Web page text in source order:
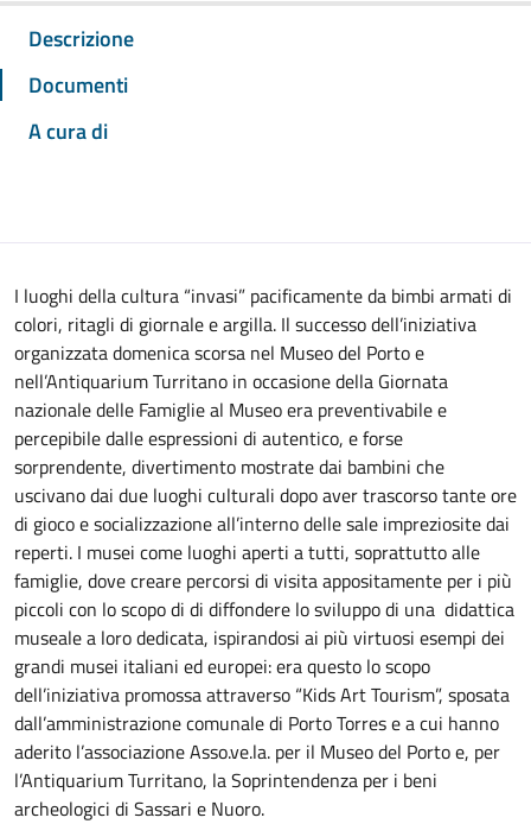
Descrizione
Documenti
A cura di
I luoghi della cultura “invasi” pacificamente da bimbi armati di
colori, ritagli di giornale e argilla. Il successo dell’iniziativa
organizzata domenica scorsa nel Museo del Porto e
nell’Antiquarium Turritano in occasione della Giornata
nazionale delle Famiglie al Museo era preventivabile e
percepibile dalle espressioni di autentico, e forse
sorprendente, divertimento mostrate dai bambini che
uscivano dai due luoghi culturali dopo aver trascorso tante ore
di gioco e socializzazione all’interno delle sale impreziosite dai
reperti. I musei come luoghi aperti a tutti, soprattutto alle
famiglie, dove creare percorsi di visita appositamente per i più
piccoli con lo scopo di di diffondere lo sviluppo di una didattica
museale a loro dedicata, ispirandosi ai più virtuosi esempi dei
grandi musei italiani ed europei: era questo lo scopo
dell’iniziativa promossa attraverso “Kids Art Tourism”, sposata
dall’amministrazione comunale di Porto Torres e a cui hanno
aderito l’associazione Asso.ve.la. per il Museo del Porto e, per
l’Antiquarium Turritano, la Soprintendenza per i beni
archeologici di Sassari e Nuoro.